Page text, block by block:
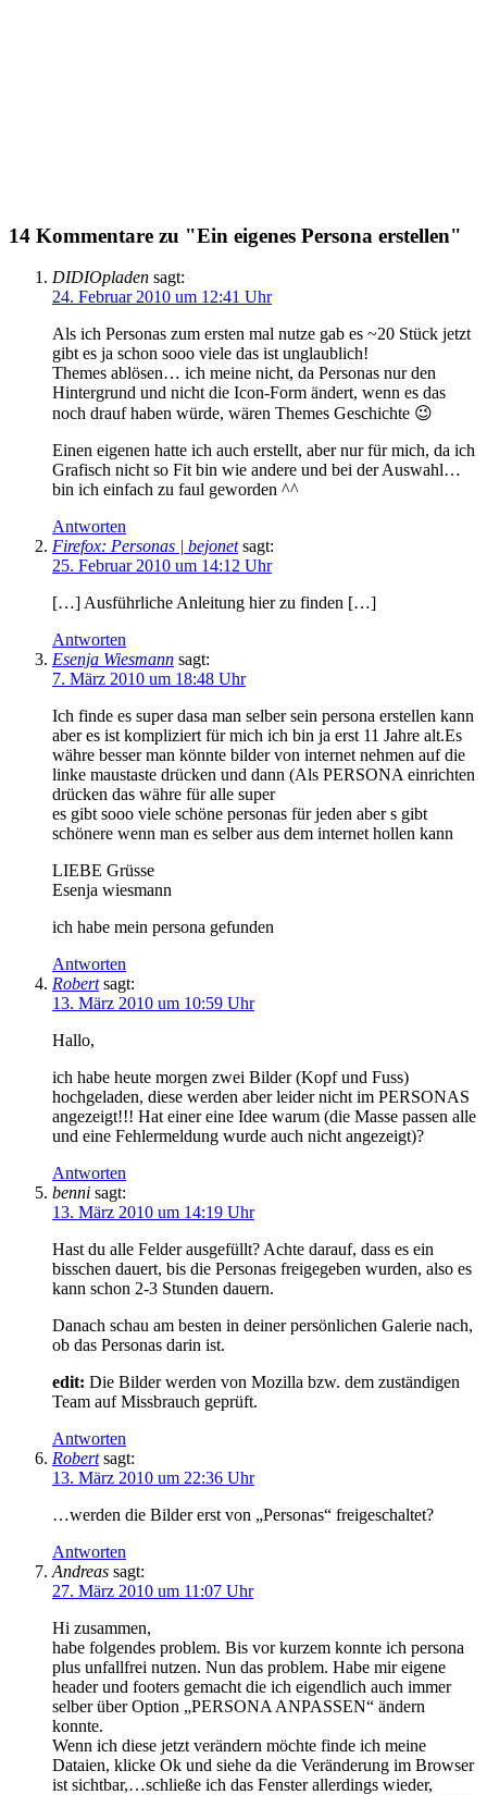
14 Kommentare zu "Ein eigenes Persona erstellen"
DIDIOpladen sagt:
24. Februar 2010 um 12:41 Uhr
Als ich Personas zum ersten mal nutze gab es ~20 Stück jetzt
gibt es ja schon sooo viele das ist unglaublich!
Themes ablösen… ich meine nicht, da Personas nur den
Hintergrund und nicht die Icon-Form ändert, wenn es das
noch drauf haben würde, wären Themes Geschichte 😉
Einen eigenen hatte ich auch erstellt, aber nur für mich, da ich
Grafisch nicht so Fit bin wie andere und bei der Auswahl…
bin ich einfach zu faul geworden ^^
Antworten
Firefox: Personas | bejonet sagt:
25. Februar 2010 um 14:12 Uhr
[…] Ausführliche Anleitung hier zu finden […]
Antworten
Esenja Wiesmann sagt:
7. März 2010 um 18:48 Uhr
Ich finde es super dasa man selber sein persona erstellen kann
aber es ist kompliziert für mich ich bin ja erst 11 Jahre alt.Es
währe besser man könnte bilder von internet nehmen auf die
linke maustaste drücken und dann (Als PERSONA einrichten
drücken das währe für alle super
es gibt sooo viele schöne personas für jeden aber s gibt
schönere wenn man es selber aus dem internet hollen kann
LIEBE Grüsse
Esenja wiesmann
ich habe mein persona gefunden
Antworten
Robert sagt:
13. März 2010 um 10:59 Uhr
Hallo,
ich habe heute morgen zwei Bilder (Kopf und Fuss)
hochgeladen, diese werden aber leider nicht im PERSONAS
angezeigt!!! Hat einer eine Idee warum (die Masse passen alle
und eine Fehlermeldung wurde auch nicht angezeigt)?
Antworten
benni sagt:
13. März 2010 um 14:19 Uhr
Hast du alle Felder ausgefüllt? Achte darauf, dass es ein
bisschen dauert, bis die Personas freigegeben wurden, also es
kann schon 2-3 Stunden dauern.
Danach schau am besten in deiner persönlichen Galerie nach,
ob das Personas darin ist.
edit: Die Bilder werden von Mozilla bzw. dem zuständigen
Team auf Missbrauch geprüft.
Antworten
Robert sagt:
13. März 2010 um 22:36 Uhr
…werden die Bilder erst von „Personas“ freigeschaltet?
Antworten
Andreas sagt:
27. März 2010 um 11:07 Uhr
Hi zusammen,
habe folgendes problem. Bis vor kurzem konnte ich persona
plus unfallfrei nutzen. Nun das problem. Habe mir eigene
header und footers gemacht die ich eigendlich auch immer
selber über Option „PERSONA ANPASSEN“ ändern
konnte.
Wenn ich diese jetzt verändern möchte finde ich meine
Dataien, klicke Ok und siehe da die Veränderung im Browser
ist sichtbar,…schließe ich das Fenster allerdings wieder,